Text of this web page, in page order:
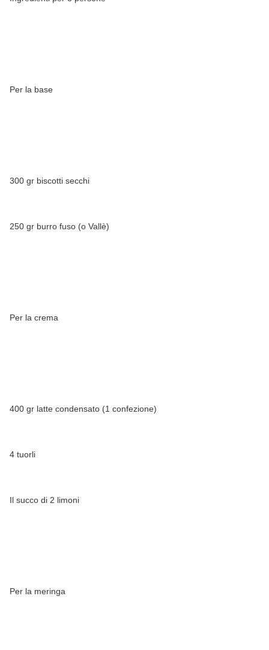
Per la base
300 gr biscotti secchi
250 gr burro fuso (o Vallè)
Per la crema
400 gr latte condensato (1 confezione)
4 tuorli
Il succo di 2 limoni
Per la meringa